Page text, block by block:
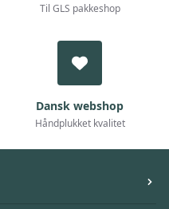
Til GLS pakkeshop
Dansk webshop
Håndplukket kvalitet